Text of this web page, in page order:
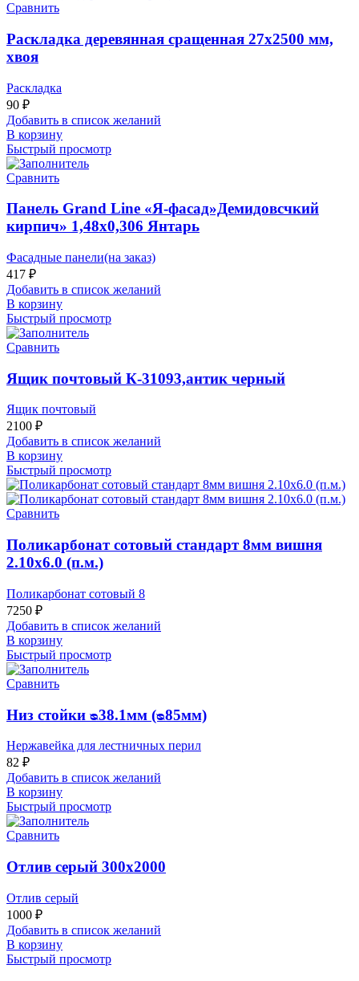
Сравнить
Раскладка деревянная сращенная 27х2500 мм,
хвоя
Раскладка
90 ₽
Добавить в список желаний
В корзину
Быстрый просмотр
Сравнить
Панель Grand Line «Я-фасад»Демидовсчкий
кирпич» 1,48х0,306 Янтарь
Фасадные панели(на заказ)
417 ₽
Добавить в список желаний
В корзину
Быстрый просмотр
Сравнить
Ящик почтовый К-31093,антик черный
Ящик почтовый
2100 ₽
Добавить в список желаний
В корзину
Быстрый просмотр
Сравнить
Поликарбонат сотовый стандарт 8мм вишня
2.10х6.0 (п.м.)
Поликарбонат сотовый 8
7250 ₽
Добавить в список желаний
В корзину
Быстрый просмотр
Сравнить
Низ стойки ᴓ38.1мм (ᴓ85мм)
Нержавейка для лестничных перил
82 ₽
Добавить в список желаний
В корзину
Быстрый просмотр
Сравнить
Отлив серый 300х2000
Отлив серый
1000 ₽
Добавить в список желаний
В корзину
Быстрый просмотр